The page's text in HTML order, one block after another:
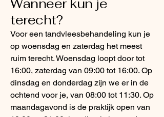
Wanneer kun je
terecht?
Voor een tandvleesbehandeling kun je
op woensdag en zaterdag het meest
ruim terecht. Woensdag loopt door tot
16:00, zaterdag van 09:00 tot 16:00. Op
dinsdag en donderdag zijn we er in de
ochtend voor je, van 08:00 tot 11:30. Op
maandagavond is de praktijk open van